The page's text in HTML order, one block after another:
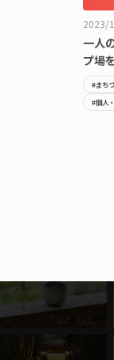
2023/
一人
プ場
#まち
#個人